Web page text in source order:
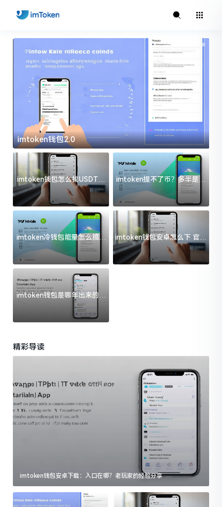
imtoken钱包2.0
imtoken钱包怎么找USDT地
址？三步搞定不踩坑
imtoken提不了币？多半是这
几件事没处理好
imtoken冷钱包能量怎么搞？
过来人告诉你门道
imtoken钱包安卓怎么下 官方
渠道避坑指南
imtoken钱包是哪年出来的？
一文给你说清楚
精彩导读
imtoken钱包安卓下载：入口在哪？老玩家的经验分享